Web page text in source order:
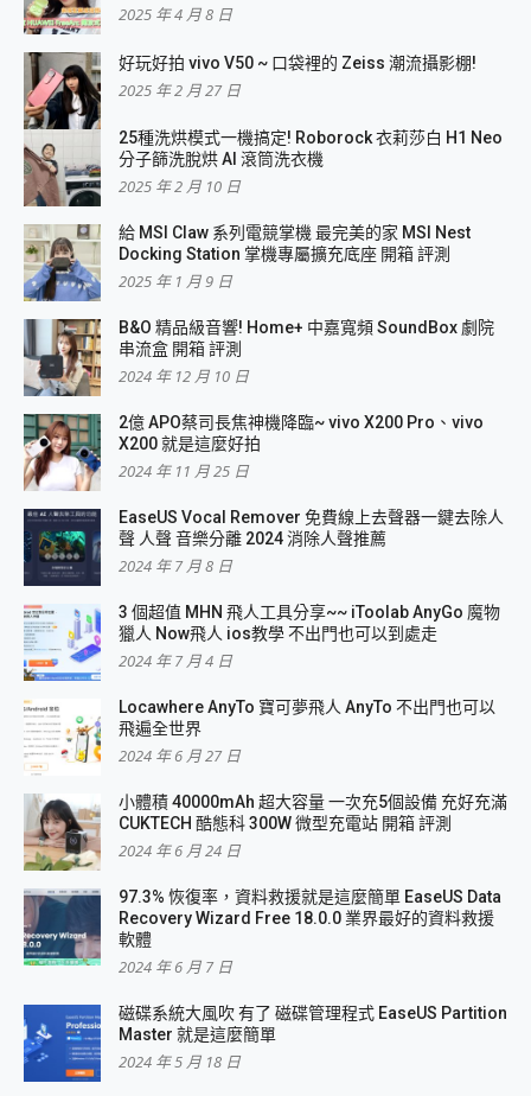
2025 年 4 月 8 日
好玩好拍 vivo V50 ~ 口袋裡的 Zeiss 潮流攝影棚!
2025 年 2 月 27 日
25種洗烘模式一機搞定! Roborock 衣莉莎白 H1 Neo
分子篩洗脫烘 AI 滾筒洗衣機
2025 年 2 月 10 日
給 MSI Claw 系列電競掌機 最完美的家 MSI Nest
Docking Station 掌機專屬擴充底座 開箱 評測
2025 年 1 月 9 日
B&O 精品級音響! Home+ 中嘉寬頻 SoundBox 劇院
串流盒 開箱 評測
2024 年 12 月 10 日
2億 APO蔡司長焦神機降臨~ vivo X200 Pro、vivo
X200 就是這麼好拍
2024 年 11 月 25 日
EaseUS Vocal Remover 免費線上去聲器一鍵去除人
聲 人聲 音樂分離 2024 消除人聲推薦
2024 年 7 月 8 日
3 個超值 MHN 飛人工具分享~~ iToolab AnyGo 魔物
獵人 Now飛人 ios教學 不出門也可以到處走
2024 年 7 月 4 日
Locawhere AnyTo 寶可夢飛人 AnyTo 不出門也可以
飛遍全世界
2024 年 6 月 27 日
小體積 40000mAh 超大容量 一次充5個設備 充好充滿
CUKTECH 酷態科 300W 微型充電站 開箱 評測
2024 年 6 月 24 日
97.3% 恢復率，資料救援就是這麼簡單 EaseUS Data
Recovery Wizard Free 18.0.0 業界最好的資料救援
軟體
2024 年 6 月 7 日
磁碟系統大風吹 有了 磁碟管理程式 EaseUS Partition
Master 就是這麼簡單
2024 年 5 月 18 日